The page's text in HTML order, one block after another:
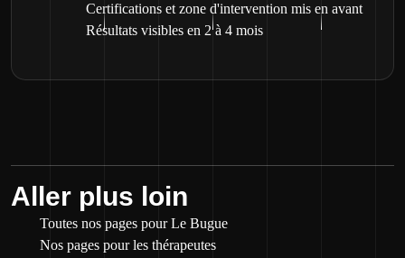
Certifications et zone d'intervention mis en avant
Résultats visibles en 2 à 4 mois
Aller plus loin
Toutes nos pages pour Le Bugue
Nos pages pour les thérapeutes